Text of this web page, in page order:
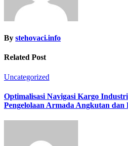
By stehovaci.info
Related Post
Uncategorized
Optimalisasi Navigasi Kargo
Pengelolaan Armada Angkutan dan